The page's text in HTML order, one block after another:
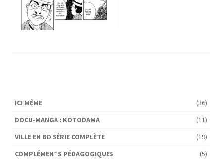
ICI MÊME
(36)
DOCU-MANGA : KOTODAMA
(11)
VILLE EN BD SÉRIE COMPLÈTE
(19)
COMPLÉMENTS PÉDAGOGIQUES
(5)